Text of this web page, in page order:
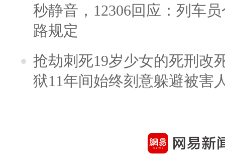
秒静音，12306回应：列车
路规定
抢劫刺死19岁少女的死刑改
狱11年间始终刻意躲避被害